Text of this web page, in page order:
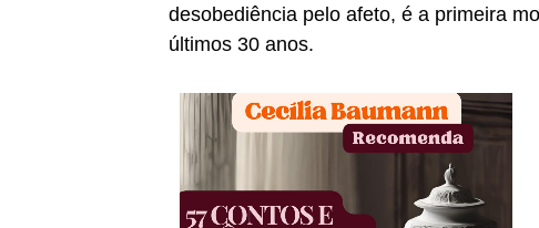
desobediência pelo afeto, é a primeira
últimos 30 anos.